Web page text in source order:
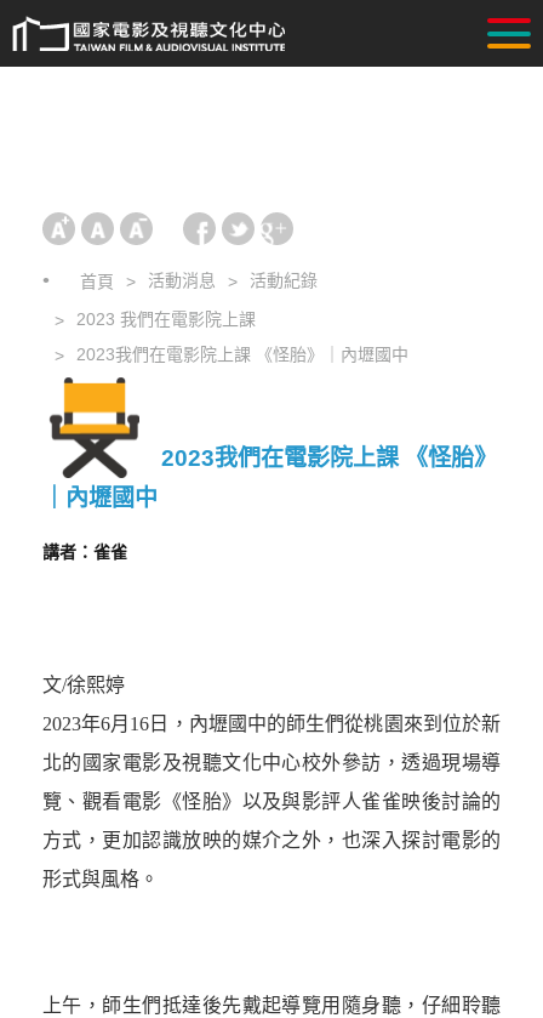
首頁 活動消息
活動紀錄
2023 我們在電影院上課
2023我們在電影院上課 《怪胎》｜內壢國中
2023我們在電影院上課 《怪胎》
｜內壢國中
講者：雀雀
文/徐熙婷
2023年6月16日，內壢國中的師生們從桃園來到位於新
北的國家電影及視聽文化中心校外參訪，透過現場導
覽、觀看電影《怪胎》以及與影評人雀雀映後討論的
方式，更加認識放映的媒介之外，也深入探討電影的
形式與風格。
上午，師生們抵達後先戴起導覽用隨身聽，仔細聆聽